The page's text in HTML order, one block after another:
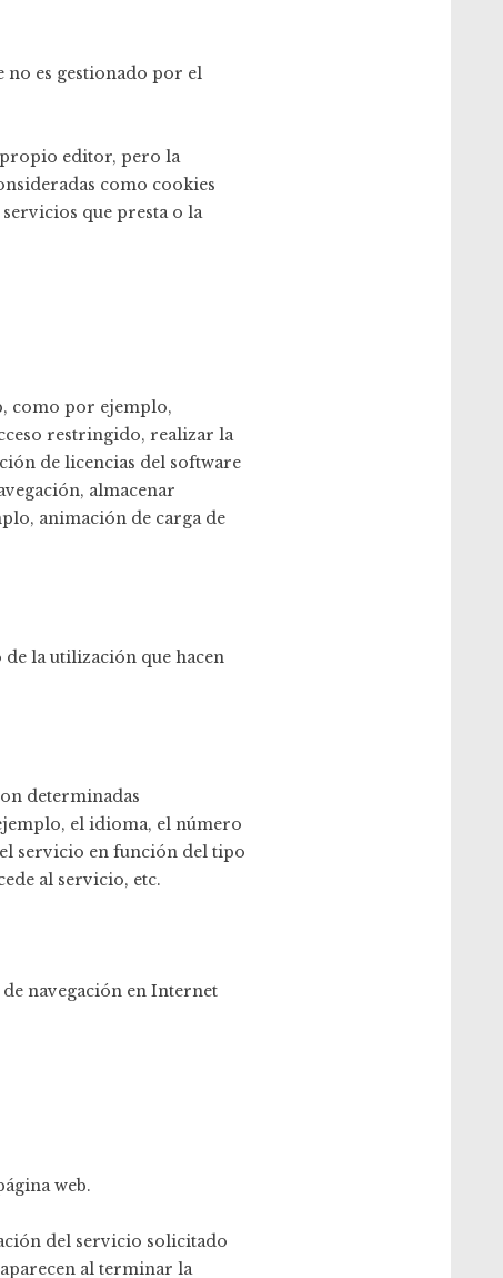
no es gestionado por el
propio editor, pero la
como cookies
que presta o la
como por ejemplo,
restringido, realizar la
de licencias del software
almacenar
animación de carga de
la utilización que hacen
determinadas
el idioma, el número
servicio en función del tipo
al servicio, etc.
navegación en Internet
web.
del servicio solicitado
al terminar la